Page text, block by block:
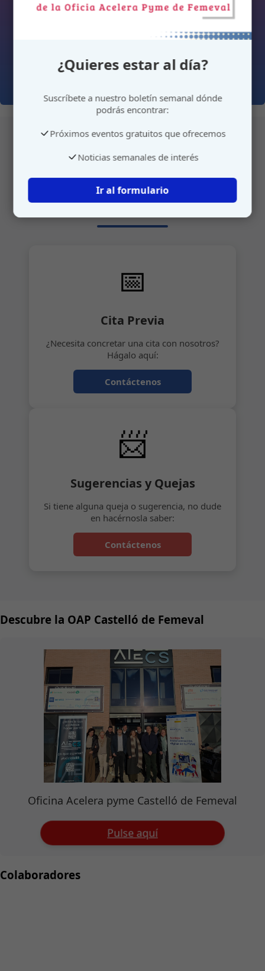
Gestione su cita o envíenos sus sugerencias de
manera rápida y sencilla.
📅
Cita Previa
¿Necesita concretar una cita con nosotros?
Hágalo aquí:
Contáctenos
📨
Sugerencias y Quejas
Si tiene alguna queja o sugerencia, no dude
en hacérnosla saber:
Contáctenos
Descubre la OAP Castelló de Femeval
Oficina Acelera pyme Castelló de Femeval
Pulse aquí
¿Quieres estar al día?
Suscríbete a nuestro boletín semanal dónde
podrás encontrar:
Próximos eventos gratuitos que ofrecemos
Noticias semanales de interés
Ir al formulario
Colaboradores